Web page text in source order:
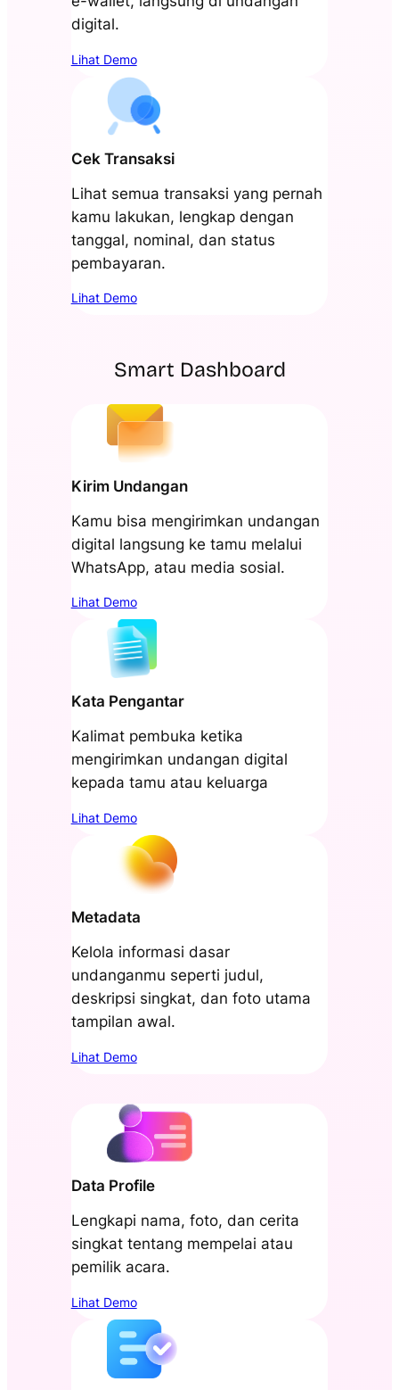
digital.
Lihat Demo
Cek Transaksi
Lihat semua transaksi yang pernah
kamu lakukan, lengkap dengan
tanggal, nominal, dan status
pembayaran.
Lihat Demo
Smart Dashboard
Kirim Undangan
Kamu bisa mengirimkan undangan
digital langsung ke tamu melalui
WhatsApp, atau media sosial.
Lihat Demo
Kata Pengantar
Kalimat pembuka ketika
mengirimkan undangan digital
kepada tamu atau keluarga
Lihat Demo
Metadata
Kelola informasi dasar
undanganmu seperti judul,
deskripsi singkat, dan foto utama
tampilan awal.
Lihat Demo
Data Profile
Lengkapi nama, foto, dan cerita
singkat tentang mempelai atau
pemilik acara.
Lihat Demo